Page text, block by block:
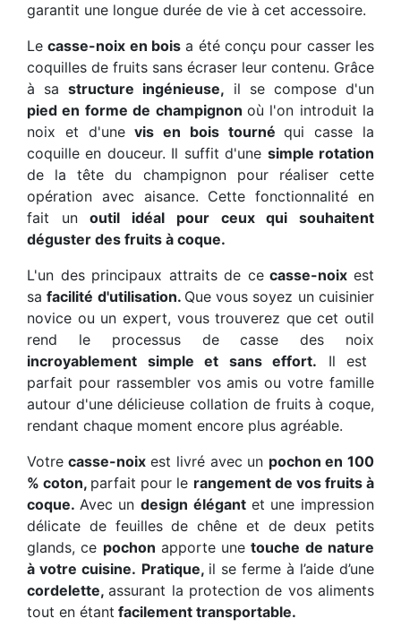
garantit une longue durée de vie à cet accessoire.
Lecasse-noix en bois a été conçu pour casser les
coquilles de fruits sans écraser leur contenu. Grâce
à sa structure ingénieuse, il se compose d'un
pied en forme de champignon où l'on introduit la
noix et d'unevis en bois tournéqui casse la
coquille en douceur. Il suffit d'une simple rotation
de la tête du champignon pour réaliser cette
opération avec aisance. Cette fonctionnalité en
fait unoutil idéal pour ceux qui souhaitent
déguster des fruits à coque.
L'un des principaux attraits de cecasse-noixest
safacilité d'utilisation. Que vous soyez un cuisinier
novice ou un expert, vous trouverez que cet outil
rend le processus de casse des noix
incroyablement simple et sans effort. Il est
parfait pour rassembler vos amis ou votre famille
autour d'une délicieuse collation de fruits à coque,
rendant chaque moment encore plus agréable.
Votre casse-noixest livré avec un pochon en 100
% coton, parfait pour le rangement de vos fruits à
coque. Avec undesign élégant et une impression
délicate de feuilles de chêne et de deux petits
glands, ce pochon apporte unetouche de nature
à votre cuisine. Pratique, il se ferme à l’aide d’une
cordelette,assurant la protection de vos aliments
tout en étant facilement transportable.